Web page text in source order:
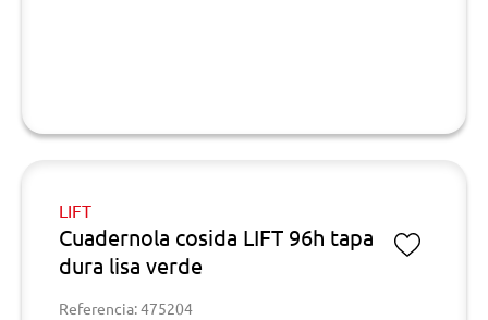
LIFT
Cuadernola cosida LIFT 96h tapa
dura lisa verde
Referencia: 475204